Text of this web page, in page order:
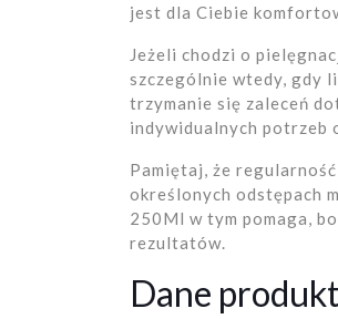
jest dla Ciebie
Jeżeli chodzi o
szczególnie wtedy, gdy
trzymanie się zaleceń
indywidualnych potrzeb
Pamiętaj, że
określonych odstępach
250Ml w tym pomaga,
rezultatów.
Dane